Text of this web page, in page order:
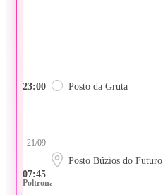
23:00 Posto da Gruta
07:45
21/09
Posto Búzios do Futuro
Poltrona